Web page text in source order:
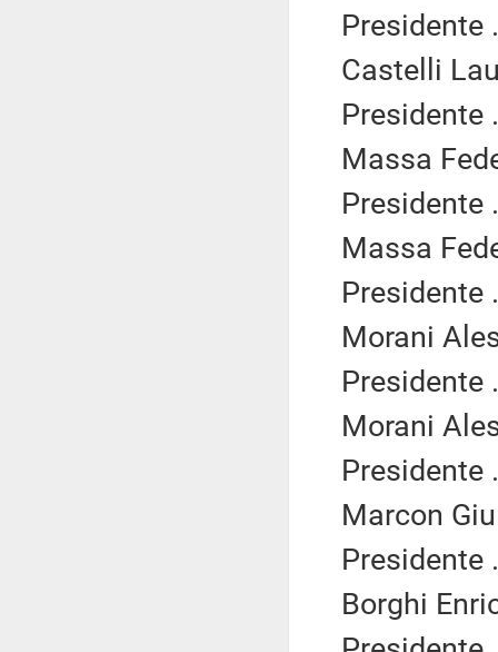
Presidente
Castelli
Presidente
Massa
Presidente
Massa
Presidente
Morani
Presidente
Morani
Presidente
Marcon
Presidente
Borghi